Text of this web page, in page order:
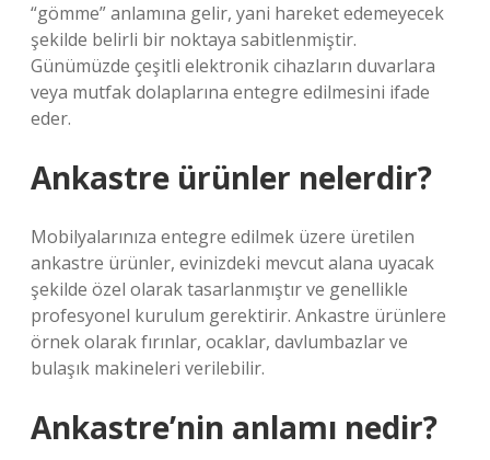
“gömme” anlamına gelir, yani hareket edemeyecek
şekilde belirli bir noktaya sabitlenmiştir.
Günümüzde çeşitli elektronik cihazların duvarlara
veya mutfak dolaplarına entegre edilmesini ifade
eder.
Ankastre ürünler nelerdir?
Mobilyalarınıza entegre edilmek üzere üretilen
ankastre ürünler, evinizdeki mevcut alana uyacak
şekilde özel olarak tasarlanmıştır ve genellikle
profesyonel kurulum gerektirir. Ankastre ürünlere
örnek olarak fırınlar, ocaklar, davlumbazlar ve
bulaşık makineleri verilebilir.
Ankastre’nin anlamı nedir?